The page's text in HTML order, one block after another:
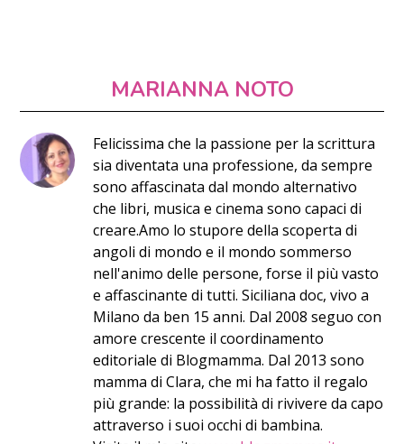
MARIANNA NOTO
​Felic​issima​ che la passione per la scrittura
sia diventata una professione, da sempre
sono affascinata dal mondo alternativo
che libri, musica e cinema sono capaci di
creare. ​Amo lo stupore della scoperta di
angoli di mondo ​e il mondo sommerso
nell'animo delle persone, forse il più vasto
e affascinante di tutti. Siciliana doc, vivo a
Milano da ben 15 anni. Dal 2008 seguo con
amore crescente il coordinamento
editoriale di Blogmamma. ​Dal 2013 sono
mamma di Clara, che mi ha fatto il regalo
più grande: la possibilità di rivivere da capo
attraverso i suoi occhi di bambina.